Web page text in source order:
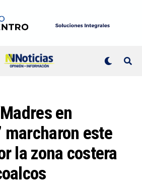
en
marcharon este
la zona costera